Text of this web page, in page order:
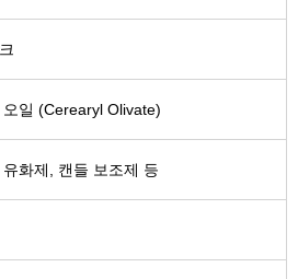
오일 (Cerearyl Olivate)
유화제, 캔들 보조제 등